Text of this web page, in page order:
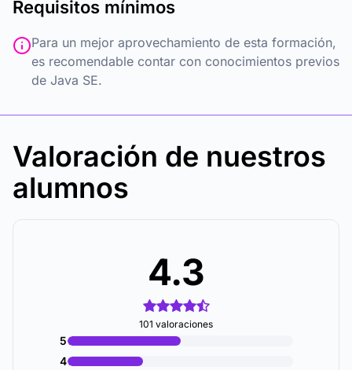
Requisitos mínimos
Para un mejor aprovechamiento de esta formación,
es recomendable contar con conocimientos previos
de Java SE.
Valoración de nuestros
alumnos
4.3
101 valoraciones
5
4